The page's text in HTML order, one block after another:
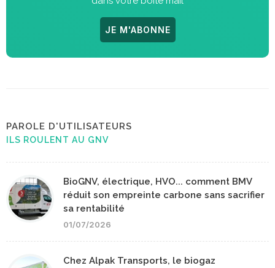
JE M'ABONNE
PAROLE D'UTILISATEURS
ILS ROULENT AU GNV
BioGNV, électrique, HVO... comment BMV
réduit son empreinte carbone sans sacrifier
sa rentabilité
01/07/2026
Chez Alpak Transports, le biogaz